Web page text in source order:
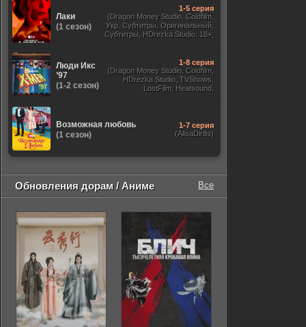
Лаки
(1 сезон)
1-5 серия
(Dragon Money Studio, Coldfilm,
Укр. Субтитры, Оригинальный,
Субтитры, HDrezka Studio. 18+,
Люди Икс
’97
(1-2 сезон)
1-8 серия
(Dragon Money Studio, Coldfilm,
HDrezka Studio, TVShows,
LostFilm, Heatsound,
Возможная любовь
(1 сезон)
1-7 серия
(AlisaDirilis)
Обновления дорам / Аниме Все